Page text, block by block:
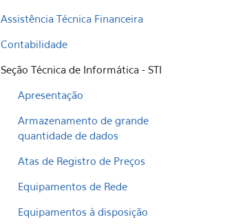
Assistência Técnica Financeira
Contabilidade
Seção Técnica de Informática - STI
Apresentação
Armazenamento de grande
quantidade de dados
Atas de Registro de Preços
Equipamentos de Rede
Equipamentos à disposição